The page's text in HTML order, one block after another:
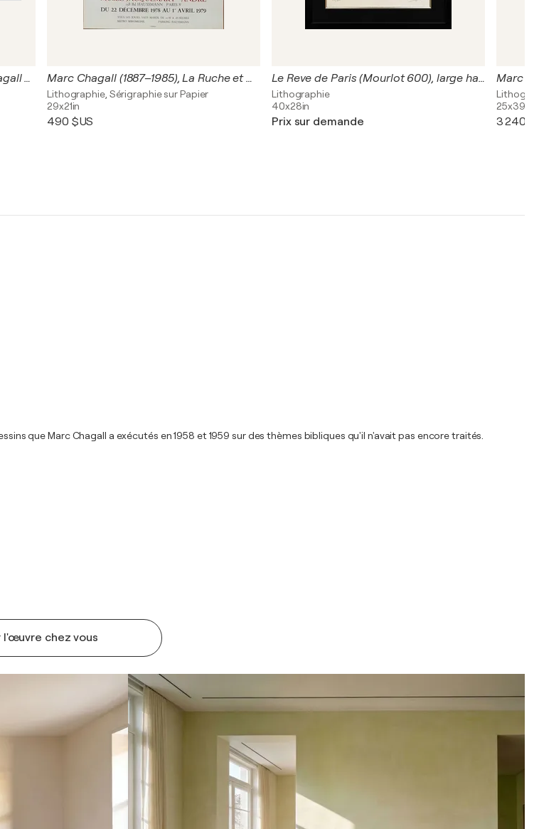
l'œuvre chez vous
Homecoming from XXe Siecle. Chagall Monumental Marc Chagall (1887–1985), La Ruche et Montparnasse Exhibition Poster (1979, Musée Jacquemart-André), Printed in France
Lithographie, Sérigraphie sur Papier
29x21in
490 $US
Le Reve de Paris (Mourlot 600), large hand signed lithograph
Lithographie
40x28in
Prix sur demande
25x39in
3 240
que Marc Chagall a exécutés en 1958 et 1959 sur des thèmes bibliques qu'il n'avait pas encore traités.